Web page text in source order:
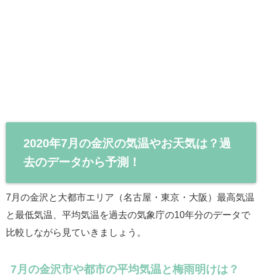
2020年7月の金沢の気温やお天気は？過
去のデータから予測！
7月の金沢と大都市エリア（名古屋・東京・大阪）最高気温
と最低気温、平均気温を過去の気象庁の10年分のデータで
比較しながら見ていきましょう。
7月の金沢市や都市の平均気温と梅雨明けは？